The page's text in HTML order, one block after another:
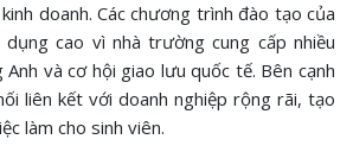
doanh. Các chương trình đào tạo của
cao vì nhà trường cung cấp nhiều
và cơ hội giao lưu quốc tế. Bên cạnh
liên kết với doanh nghiệp rộng rãi, tạo
làm cho sinh viên.